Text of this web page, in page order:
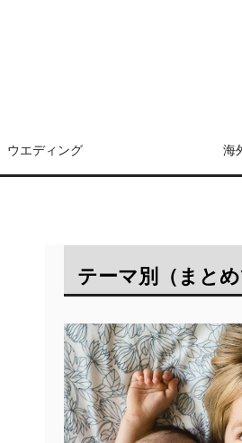
ウエディング 海
テーマ別（まとめ